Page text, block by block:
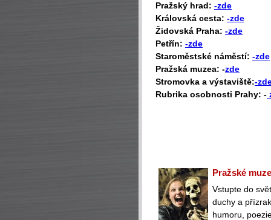
Pražský hrad: -zde
Královská cesta: -zde
Židovská Praha: -zde
Petřín: -zde
Staroměstské náměstí: -zde
Pražská muzea: -zde
Stromovka a výstaviště:-
Rubrika osobnosti Prahy: -
Pražské
Vstupte do
duchy a
humoru,